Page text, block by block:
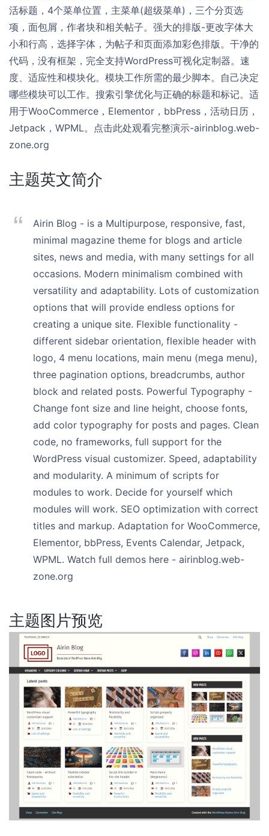
活标题，4个菜单位置，主菜单(超级菜单)，三个分页选
项，面包屑，作者块和相关帖子。强大的排版-更改字体大
小和行高，选择字体，为帖子和页面添加彩色排版。干净的
代码，没有框架，完全支持WordPress可视化定制器。速
度、适应性和模块化。模块工作所需的最少脚本。自己决定
哪些模块可以工作。搜索引擎优化与正确的标题和标记。适
用于WooCommerce，Elementor，bbPress，活动日历，
Jetpack，WPML。点击此处观看完整演示-airinblog.web-
zone.org
主题英文简介
Airin Blog - is a Multipurpose, responsive, fast,
minimal magazine theme for blogs and article
sites, news and media, with many settings for all
occasions. Modern minimalism combined with
versatility and adaptability. Lots of customization
options that will provide endless options for
creating a unique site. Flexible functionality -
different sidebar orientation, flexible header with
logo, 4 menu locations, main menu (mega menu),
three pagination options, breadcrumbs, author
block and related posts. Powerful Typography -
Change font size and line height, choose fonts,
add color typography for posts and pages. Clean
code, no frameworks, full support for the
WordPress visual customizer. Speed, adaptability
and modularity. A minimum of scripts for
modules to work. Decide for yourself which
modules will work. SEO optimization with correct
titles and markup. Adaptation for WooCommerce,
Elementor, bbPress, Events Calendar, Jetpack,
WPML. Watch full demos here - airinblog.web-
zone.org
主题图片预览